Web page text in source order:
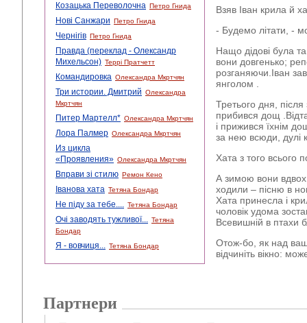
Козацька Переволочна Петро Гнида
Нові Санжари Петро Гнида
Чернігів Петро Гнида
Правда (переклад - Олександр
Михельсон) Террі Пратчетт
Командировка Олександра Мкртчян
Три истории. Дмитрий Олександра
Мкртчян
Питер Мартелл* Олександра Мкртчян
Лора Палмер Олександра Мкртчян
Из цикла
«Проявления» Олександра Мкртчян
Вправи зі стилю Ремон Кено
Іванова хата Тетяна Бондар
Не піду за тебе.... Тетяна Бондар
Очі заводять тужливої... Тетяна
Бондар
Я - вовчиця... Тетяна Бондар
Взяв Іван крила й
- Будемо літати, -
Нащо дідові була
вони довгенько;
розганяючи.Іван
янголом .
Третього дня,
прибився дощ
і прижився їхнім
за нею всюди, дулі
Хата з того всього
А зимою вони вдвох
ходили – пісню в
Хата принесла і
чоловік удома
Всевишній в птахи
Отож-бо, як над
відчиніть вікно:
Партнери